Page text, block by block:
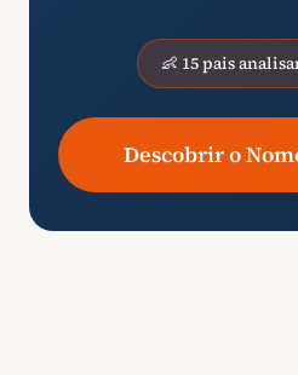
👶 15 pais
Descobrir o